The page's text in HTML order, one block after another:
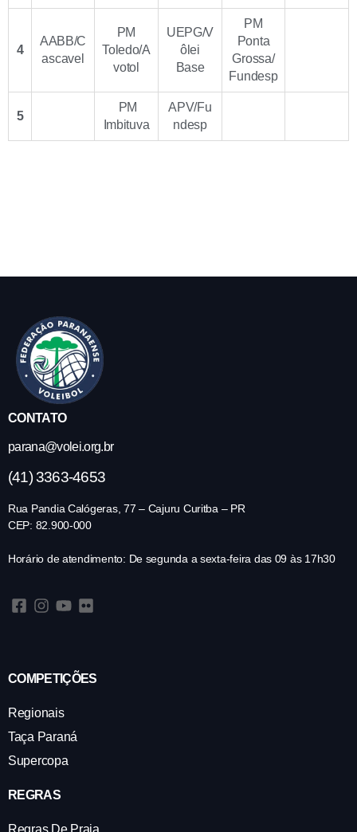
4
AABB/C
ascavel
PM
Toledo/A
votol
UEPG/V
ôlei
Base
PM
Ponta
Grossa/
Fundesp
5
PM
Imbituva
APV/Fu
ndesp
CONTATO
parana@volei.org.br
(41) 3363-4653
Rua Pandia Calógeras, 77 – Cajuru Curitba – PR
CEP: 82.900-000
Horário de atendimento: De segunda a sexta-feira das 09 às 17h30
COMPETIÇÕES
Regionais
Taça Paraná
Supercopa
REGRAS
Regras De Praia